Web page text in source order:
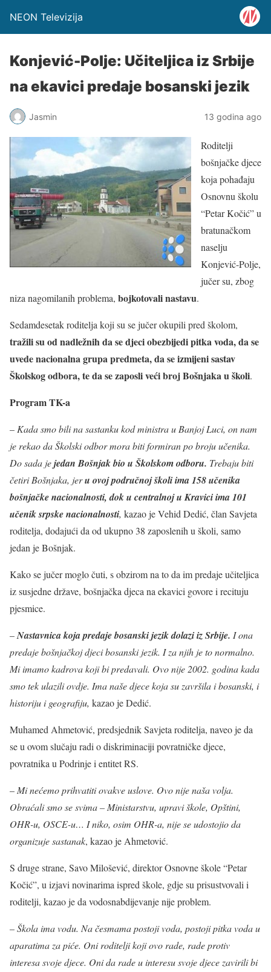
NEON Televizija
Konjević-Polje: Učiteljica iz Srbije
na ekavici predaje bosanski jezik
Jasmin 13 godina ago
Roditelji
bošnjačke djece
koja pohađaju
Osnovnu školu
“Petar Kočić” u
bratunačkom
naselju
Konjević-Polje,
jučer su, zbog
niza nagomilanih problema, bojkotovali nastavu.
Sedamdesetak roditelja koji su se jučer okupili pred školom,
tražili su od nadležnih da se djeci obezbijedi pitka voda, da se
uvede nacionalna grupa predmeta, da se izmijeni sastav
Školskog odbora, te da se zaposli veći broj Bošnjaka u školi.
Program TK-a
– Kada smo bili na sastanku kod ministra u Banjoj Luci, on nam
je rekao da Školski odbor mora biti formiran po broju učenika.
Do sada jejedan Bošnjak bio u Školskom odboru. Trebaju biti
četiri Bošnjaka, jeru ovoj područnoj školi ima 158 učenika
bošnjačke nacionalnosti, dok u centralnoj u Kravici ima 101
učenik srpske nacionalnosti, kazao je Vehid Dedić, član Savjeta
roditelja, dodajući da od ukupno 38 zaposlenih u školi, samo
jedan je Bošnjak.
Kako se jučer moglo čuti, s obzirom na to da im predaje učiteljica
iz susjedne države, bošnjačka djeca na ekavici govore i recituju
pjesmice.
–Nastavnica koja predaje bosanski jezik dolazi iz Srbije. I ona
predaje bošnjačkoj djeci bosanski jezik. I za njih je to normalno.
Mi imamo kadrova koji bi predavali. Ovo nije 2002. godina kada
smo tek ulazili ovdje. Ima naše djece koja su završila i bosanski, i
historiju i geografiju, kazao je Dedić.
Muhamed Ahmetović, predsjednik Savjeta roditelja, naveo je da
se u ovom slučaju radi o diskriminaciji povratničke djece,
povratnika u Podrinje i entitet RS.
– Mi nećemo prihvatiti ovakve uslove. Ovo nije naša volja.
Obraćali smo se svima – Ministarstvu, upravi škole, Opštini,
OHR-u, OSCE-u… I niko, osim OHR-a, nije se udostojio da
organizuje sastanak, kazao je Ahmetović.
S druge strane, Savo Milošević, direktor Osnovne škole “Petar
Kočić”, u izjavi novinarima ispred škole, gdje su prisustvovali i
roditelji, kazao je da vodosnabdijevanje nije problem.
–Škola ima vodu. Na česmama postoji voda, postoji pitka voda u
aparatima za piće. Oni roditelji koji ovo rade, rade protiv
interesa svoje djece. Oni da rade u interesu svoje djece zavirili bi